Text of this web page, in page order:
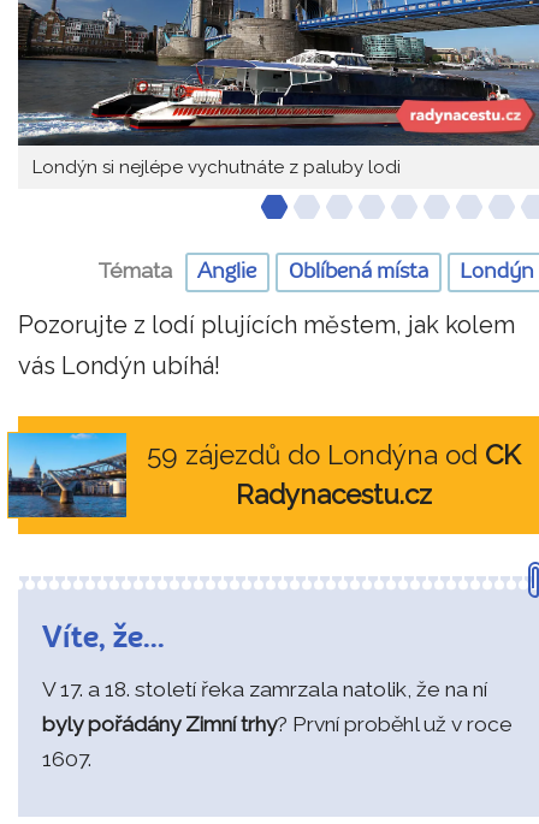
Londýn si nejlépe vychutnáte z paluby lodi
Témata Anglie Oblíbená místa Londýn
Pozorujte z lodí plujících městem, jak kolem
vás Londýn ubíhá!
59 zájezdů do Londýna od CK
Radynacestu.cz
Víte, že...
V 17. a 18. století řeka zamrzala natolik, že na ní
byly pořádány Zimní trhy? První proběhl už v roce
1607.